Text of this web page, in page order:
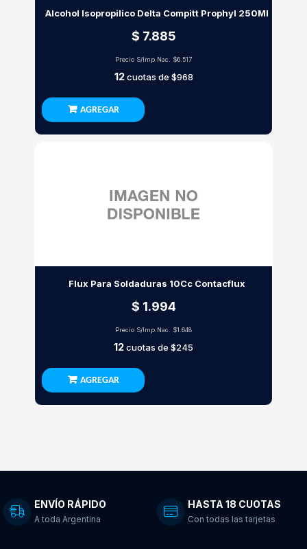
Alcohol Isopropilico Delta Compitt Prophyl 250Ml
$ 7.885
Precio S/Imp.Nac. $6.517
12cuotas de $968
AGREGAR
Flux Para Soldaduras 10Cc Contacflux
$ 1.994
Precio S/Imp.Nac. $1.648
12cuotas de $245
AGREGAR
ENVÍO RÁPIDO
A toda Argentina
HASTA 18 CUOTAS
Con todas las tarjetas